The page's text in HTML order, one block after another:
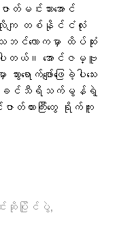
မင်းသားအောင်
ကျ တစ်နိုင်ငံလုံး
ဘင်လောကမှာ ထိပ်ဆုံး
ပါတယ်။ အောင်ဇမ္ဗူ
က်ဖျော်ဖြေခဲ့ပါသေး
း ခင်သီရိသက်မွန်ရဲ့
ားကြီးတွေ ရိုက်ကူး
းဆိုပြိုင်ပွဲ,